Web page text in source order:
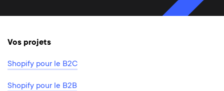
Vos projets
Shopify pour le B2C
Shopify pour le B2B